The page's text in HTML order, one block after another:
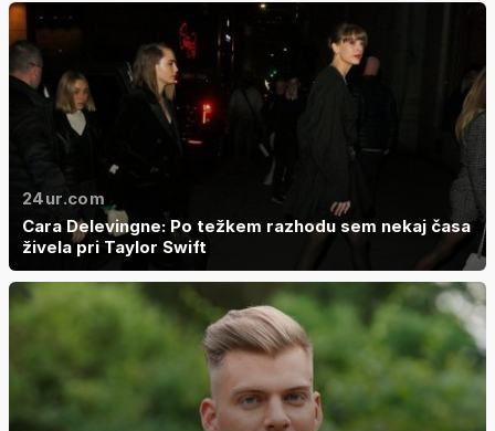
24ur.com
Cara Delevingne: Po težkem razhodu sem nekaj časa
živela pri Taylor Swift